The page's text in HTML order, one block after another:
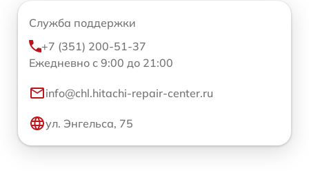
Служба поддержки
+7 (351) 200-51-37
Ежедневно с 9:00 до 21:00
info@chl.hitachi-repair-center.ru
ул. Энгельса, 75